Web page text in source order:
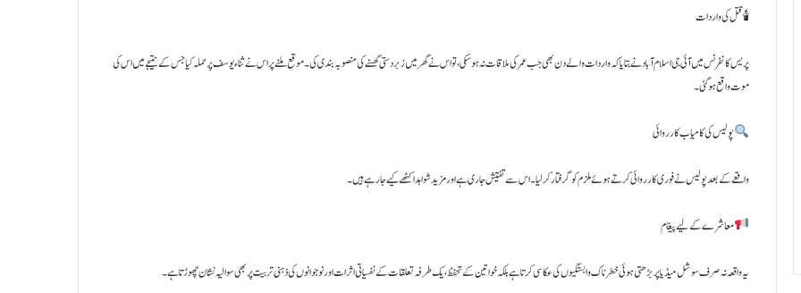
🕯 قتل کی واردات
پریس کانفرنس میں آئی جی اسلام آباد نے بتایا کہ واردات والے دن بھی جب عمر کی ملاقات نہ ہو سکی، تو اس نے گھر میں زبردستی گھسنے کی منصوبہ بندی کی۔ موقع ملنے پر اس نے ثناء یوسف پر حملہ کیا جس کے نتیجے میں اس کی
موت واقع ہو گئی۔
پولیس کی کامیاب کارروائی
واقعے کے بعد پولیس نے فوری کارروائی کرتے ہوئے ملزم کو گرفتار کر لیا۔ اس سے تفتیش جاری ہے اور مزید شواہد اکٹھے کیے جا رہے ہیں۔
معاشرے کے لیے پیغام
یہ واقعہ نہ صرف سوشل میڈیا پر بڑھتی ہوئی خطرناک وابستگیوں کی عکاسی کرتا ہے بلکہ خواتین کے تحفظ، یک طرفہ تعلقات کے نفسیاتی اثرات اور نوجوانوں کی ذہنی تربیت پر بھی سوالیہ نشان چھوڑتا ہے۔